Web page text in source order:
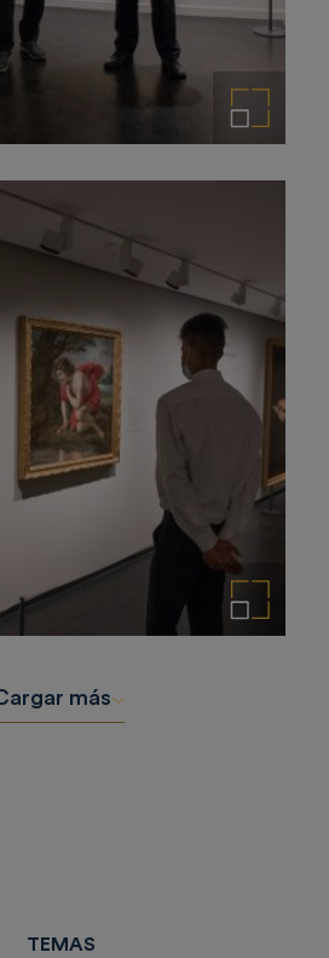
Ampliar imagen
Ampliar imagen
más
TEMAS